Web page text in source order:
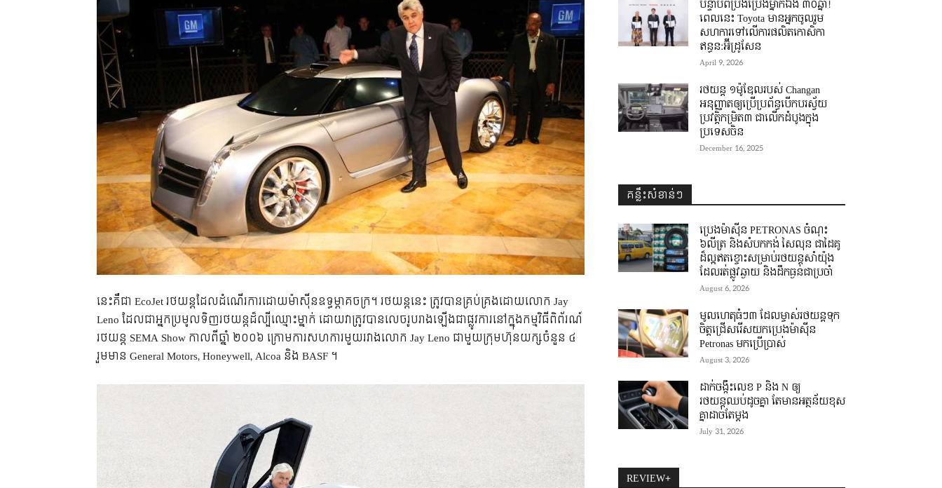
នេះគឺជា EcoJet រថយន្តដែលដំណើរការដោយម៉ាស៊ីនឧទ្ធម្ភាគចក្រ។ រថយន្តនេះ ត្រូវបានគ្រប់គ្រងដោយលោក Jay
Leno ដែលជាអ្នកប្រមូលទិញរថយន្តដ៏ល្បីឈ្មោះម្នាក់ ដោយវាត្រូវបានលេចរូបរាងឡើងជាផ្លូវការនៅក្នុងកម្មវិធីពិព័រណ៍
រថយន្ត SEMA Show កាលពីឆ្នាំ ២០០៦ ក្រោមការសហការមួយរវាងលោក Jay Leno ជាមួយក្រុមហ៊ុនយក្សចំនួន ៤
រួមមាន General Motors, Honeywell, Alcoa និង BASF ។
បន្ទាប់ពីប្រឹងប្រែងម្នាក់ឯង ៣០ឆ្នាំ! ​
ពេលនេះ Toyota មានអ្នកចូលរួម
សហការទៅលើការផលិតកោសិកា
ឥន្ធន:អ៊ីដ្រូសែន
April 9, 2026
រថយន្ត ១ម៉ូឌែលរបស់ Changan
អនុញ្ញាតឲ្យប្រើប្រព័ន្ធបើកបរស្វ័យ
ប្រវត្តិកម្រិត៣ ជាលើកដំបូងក្នុង
ប្រទេសចិន
December 16, 2025
គន្លឹះសំខាន់ៗ
ប្រេងម៉ាស៊ីន PETRONAS ចំណុះ
៦លីត្រ និងសំបកកង់ សៃលុន ជាដៃគូ
ដ៏ល្អឥតខ្ចោះសម្រាប់រថយន្តសាំយ៉ុង
ដែលរត់ផ្លូវឆ្ងាយ និងដឹកធ្ងន់ជាប្រចាំ
August 6, 2026
មូលហេតុធំៗ៣ ដែលម្ចាស់រថយន្តទុក
ចិត្តជ្រើសរើសយកប្រេងម៉ាស៊ីន
Petronas មកប្រើប្រាស់
August 3, 2026
ដាក់ចង្កឹះលេខ P និង N ឲ្យ
រថយន្តឈប់ដូចគ្នា តែមានអត្ថន័យខុស
គ្នាដាច់តែម្តង
July 31, 2026
REVIEW+